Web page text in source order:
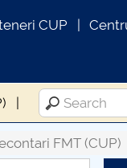
CUP
FMT (CUP)